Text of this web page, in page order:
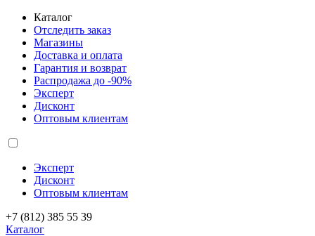
Каталог
Отследить заказ
Магазины
Доставка и оплата
Гарантия и возврат
Распродажа до -90%
Эксперт
Дисконт
Оптовым клиентам
Эксперт
Дисконт
Оптовым клиентам
+7 (812) 385 55 39
Каталог